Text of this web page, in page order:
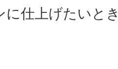
に仕上げたいと